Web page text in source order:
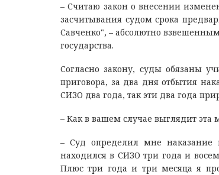
– Считаю закон о внесении
засчитывания судом срока
Савченко", – абсолютно
государства.
Согласно закону, суды обязаны
приговора, за два дня отбытия
СИЗО два года, так эти два года
– Как в вашем случае выглядит
– Суд определил мне
находился в СИЗО три года и
Плюс три года и три месяца я